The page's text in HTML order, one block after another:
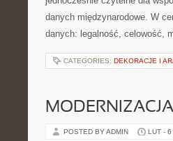
danych międzynarodowe. W
danych: legalność, celowość,
CATEGORIES: DEKORACJE I
POSTED BY ADMIN LUT -